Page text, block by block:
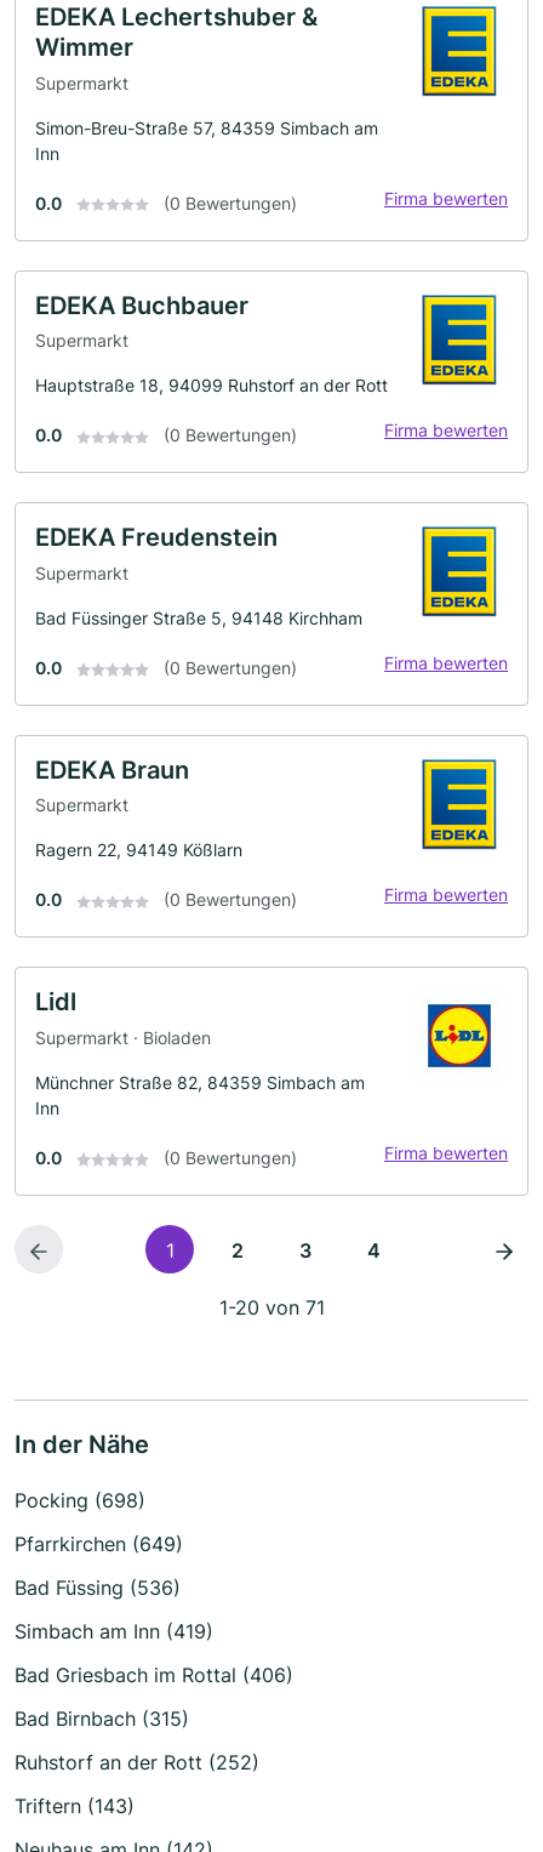
EDEKA Lechertshuber &
Wimmer
Supermarkt
Simon-Breu-Straße 57, 84359 Simbach am
Inn
0.0 (0 Bewertungen) Firma bewerten
EDEKA Buchbauer
Supermarkt
Hauptstraße 18, 94099 Ruhstorf an der Rott
0.0 (0 Bewertungen) Firma bewerten
EDEKA Freudenstein
Supermarkt
Bad Füssinger Straße 5, 94148 Kirchham
0.0 (0 Bewertungen) Firma bewerten
EDEKA Braun
Supermarkt
Ragern 22, 94149 Kößlarn
0.0 (0 Bewertungen) Firma bewerten
Lidl
Supermarkt · Bioladen
Münchner Straße 82, 84359 Simbach am
Inn
0.0 (0 Bewertungen) Firma bewerten
1 2 3 4
1-20 von 71
In der Nähe
Pocking (698)
Pfarrkirchen (649)
Bad Füssing (536)
Simbach am Inn (419)
Bad Griesbach im Rottal (406)
Bad Birnbach (315)
Ruhstorf an der Rott (252)
Triftern (143)